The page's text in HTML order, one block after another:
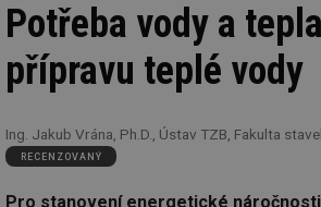
Potřeba vody a
přípravu teplé vody
Ing. Jakub Vrána, Ph.D., Ústav TZB, Fakulta
RECENZOVANÝ
Pro stanovení energetické